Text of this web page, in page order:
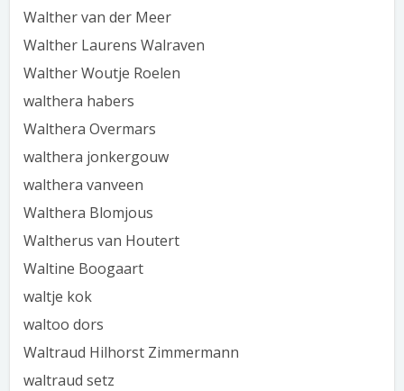
Walther van der Meer
Walther Laurens Walraven
Walther Woutje Roelen
walthera habers
Walthera Overmars
walthera jonkergouw
walthera vanveen
Walthera Blomjous
Waltherus van Houtert
Waltine Boogaart
waltje kok
waltoo dors
Waltraud Hilhorst Zimmermann
waltraud setz